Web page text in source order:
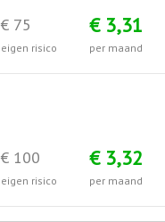
€ 75
eigen risico
€ 3,31
per maand
€ 100
eigen risico
€ 3,32
per maand